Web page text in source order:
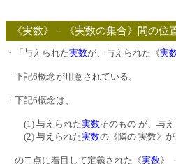
《実数》－《実数の集合》間の
・「与えられた実数が、与えられた《実
下記6概念が用意されている。
・下記6概念は、
(1) 与えられた実数そのもの が、与
(2) 与えられた実数の《隣の 実数》
の二点に着目して定義された《実数》